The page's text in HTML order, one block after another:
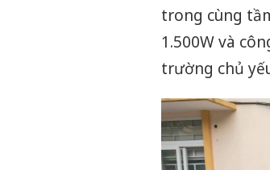
trong cùng
1.500W và
trường chủ